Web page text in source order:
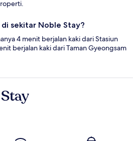
sekitar Noble Stay?
4 menit berjalan kaki dari Stasiun
berjalan kaki dari Taman Gyeongsam